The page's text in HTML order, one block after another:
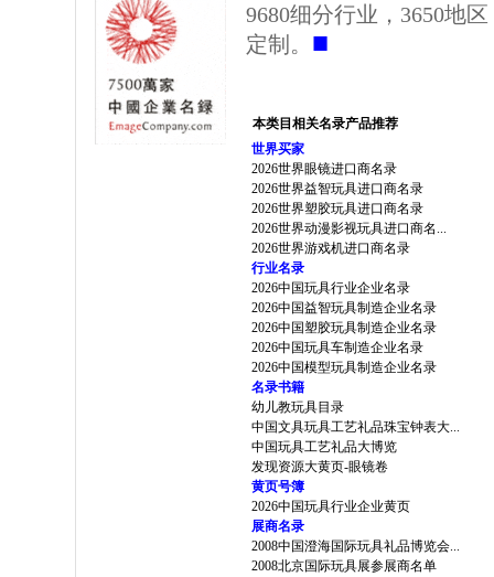
9680细分行业，3650地
定制。 ■
本类目相关名录产品推荐
世界买家
2026世界眼镜进口商名录
2026世界益智玩具进口商名录
2026世界塑胶玩具进口商名录
2026世界动漫影视玩具进口商名...
2026世界游戏机进口商名录
行业名录
2026中国玩具行业企业名录
2026中国益智玩具制造企业名录
2026中国塑胶玩具制造企业名录
2026中国玩具车制造企业名录
2026中国模型玩具制造企业名录
名录书籍
幼儿教玩具目录
中国文具玩具工艺礼品珠宝钟表大...
中国玩具工艺礼品大博览
发现资源大黄页-眼镜卷
黄页号簿
2026中国玩具行业企业黄页
展商名录
2008中国澄海国际玩具礼品博览会...
2008北京国际玩具展参展商名单